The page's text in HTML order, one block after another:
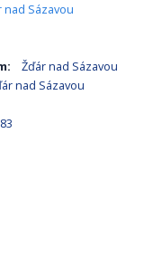
nad Sázavou
Žďár nad Sázavou
nad Sázavou